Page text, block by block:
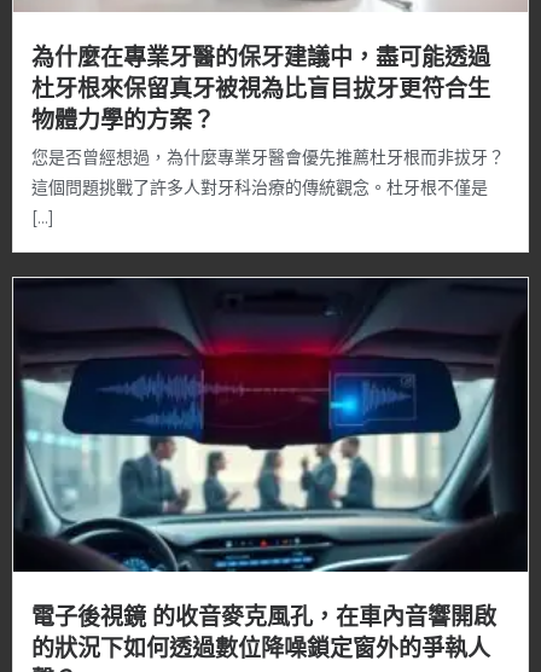
為什麼在專業牙醫的保牙建議中，盡可能透過
杜牙根來保留真牙被視為比盲目拔牙更符合生
物體力學的方案？
您是否曾經想過，為什麼專業牙醫會優先推薦杜牙根而非拔牙？
這個問題挑戰了許多人對牙科治療的傳統觀念。杜牙根不僅是
[…]
電子後視鏡 的收音麥克風孔，在車內音響開啟
的狀況下如何透過數位降噪鎖定窗外的爭執人